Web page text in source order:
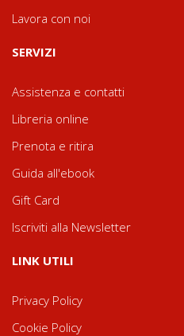
Lavora con noi
SERVIZI
Assistenza e contatti
Libreria online
Prenota e ritira
Guida all'ebook
Gift Card
Iscriviti alla Newsletter
LINK UTILI
Privacy Policy
Cookie Policy